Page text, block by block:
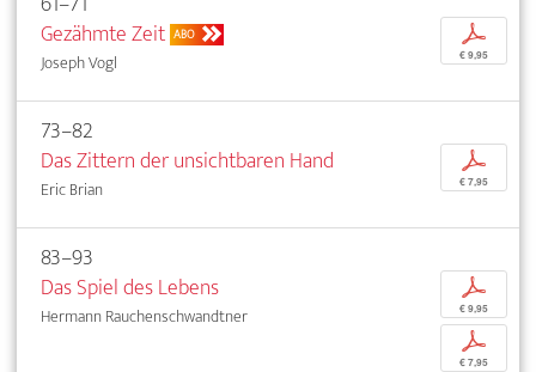
Gezähmte Zeit ABO
Joseph Vogl
p
€ 9,95
73–82
Das Zittern der unsichtbaren Hand
Eric Brian
p
€ 7,95
83–93
Das Spiel des Lebens
Hermann Rauchenschwandtner
p
€ 9,95
p
€ 7,95